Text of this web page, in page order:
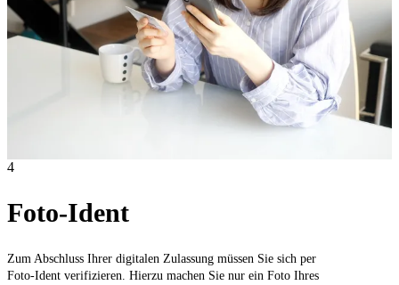
4
Foto-Ident
Zum Abschluss Ihrer digitalen Zulassung müssen Sie sich per
Foto-Ident verifizieren. Hierzu machen Sie nur ein Foto Ihres